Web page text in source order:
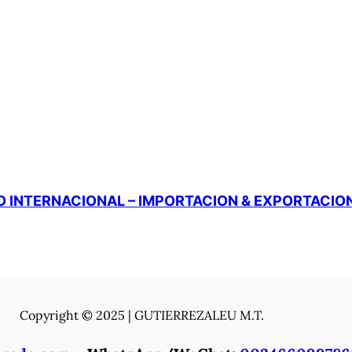
INTERNACIONAL – IMPORTACION &
Copyright © 2025 | GUTIERREZALEU M.T.